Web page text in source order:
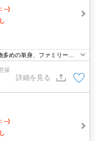
--)
めの単身、ファミリー、
保
詳細を見る
--)